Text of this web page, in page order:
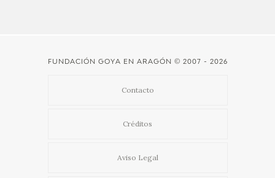
FUNDACIÓN GOYA EN ARAGÓN © 2007 - 2026
Contacto
Créditos
Aviso Legal